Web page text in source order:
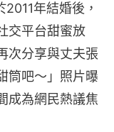
年結婚後，
交平台甜蜜放
次分享與丈夫張
筒吧～」照片曝
成為網民熱議焦